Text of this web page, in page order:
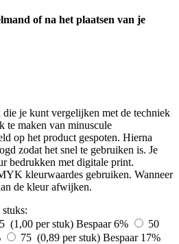
of na het plaatsen van je
je kunt vergelijken met de techniek
te maken van minuscule
op het product gespoten. Hierna
zodat het snel te gebruiken is. Je
bedrukken met digitale print.
kleurwaardes gebruiken. Wanneer
de kleur afwijken.
(1,00 per stuk) Bespaar 6%
50
75 (0,89 per stuk) Bespaar 17%